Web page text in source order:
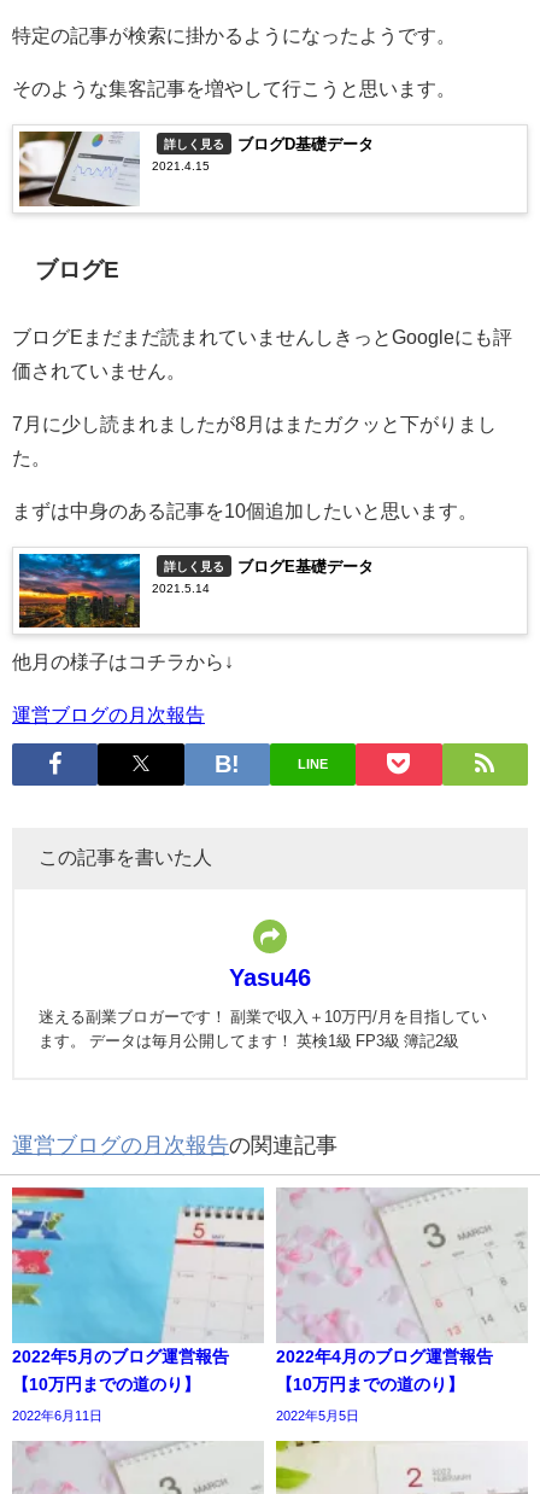
特定の記事が検索に掛かるようになったようです。
そのような集客記事を増やして行こうと思います。
詳しく見る ブログD基礎データ
2021.4.15
ブログE
ブログEまだまだ読まれていませんしきっとGoogleにも評
価されていません。
7月に少し読まれましたが8月はまたガクッと下がりまし
た。
まずは中身のある記事を10個追加したいと思います。
詳しく見る ブログE基礎データ
2021.5.14
他月の様子はコチラから↓
運営ブログの月次報告
LINE
この記事を書いた人
Yasu46
迷える副業ブロガーです！ 副業で収入＋10万円/月を目指してい
ます。 データは毎月公開してます！ 英検1級 FP3級 簿記2級
運営ブログの月次報告の関連記事
2022年5月のブログ運営報告
【10万円までの道のり】
2022年6月11日
2022年4月のブログ運営報告
【10万円までの道のり】
2022年5月5日